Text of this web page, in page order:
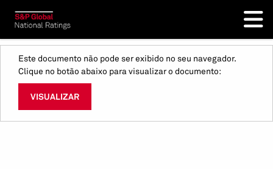
Este documento não pode ser exibido no seu navegador.
Clique no botão abaixo para visualizar o documento:
VISUALIZAR